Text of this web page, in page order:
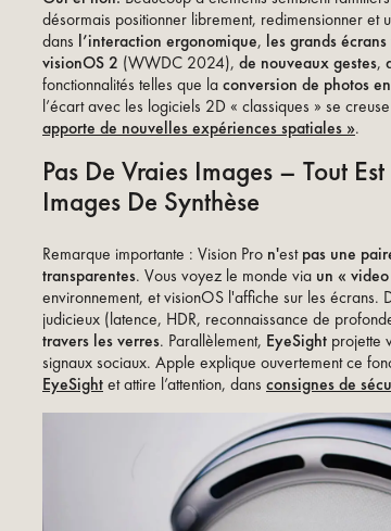
désormais positionner librement, redimensionner
dans l’interaction ergonomique, les grands
visionOS 2 (WWDC 2024), de nouveaux gestes,
fonctionnalités telles que la conversion de photos
l’écart avec les logiciels 2D « classiques » se
apporte de nouvelles expériences spatiales ».
Pas De Vraies Images – Tout
Images De Synthèse
Remarque importante : Vision Pro n'est pas une
transparentes. Vous voyez le monde via un «
environnement, et visionOS l'affiche sur les écrans.
judicieux (latence, HDR, reconnaissance de
travers les verres. Parallèlement, EyeSight projette
signaux sociaux. Apple explique ouvertement ce
EyeSight et attire l’attention, dans consignes de